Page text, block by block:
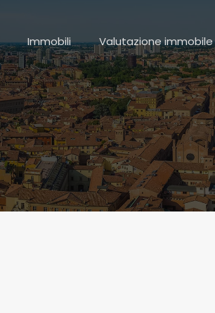
Immobili Valutazione immobile